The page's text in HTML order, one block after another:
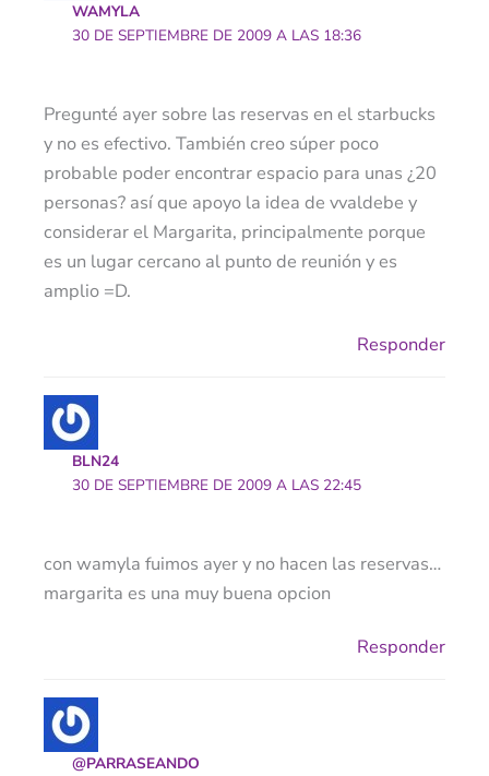
WAMYLA
30 DE SEPTIEMBRE DE 2009 A LAS 18:36
Pregunté ayer sobre las reservas en el starbucks
y no es efectivo. También creo súper poco
probable poder encontrar espacio para unas ¿20
personas? así que apoyo la idea de vvaldebe y
considerar el Margarita, principalmente porque
es un lugar cercano al punto de reunión y es
amplio =D.
Responder
BLN24
30 DE SEPTIEMBRE DE 2009 A LAS 22:45
con wamyla fuimos ayer y no hacen las reservas…
margarita es una muy buena opcion
Responder
@PARRASEANDO